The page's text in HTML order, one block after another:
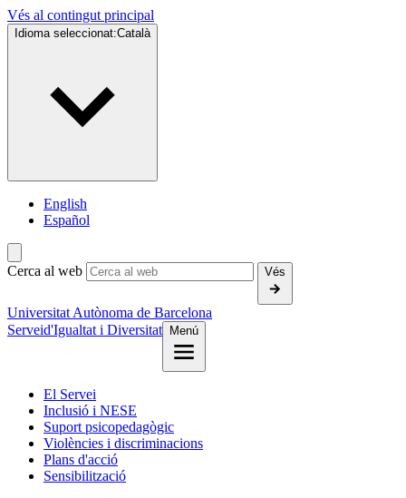
Vés al contingut principal
Idioma seleccionat:Català
English
Español
Cerca al web Vés
Universitat Autònoma de Barcelona
Serveid'Igualtat i Diversitat Menú
El Servei
Inclusió i NESE
Suport psicopedagògic
Violències i discriminacions
Plans d'acció
Sensibilització